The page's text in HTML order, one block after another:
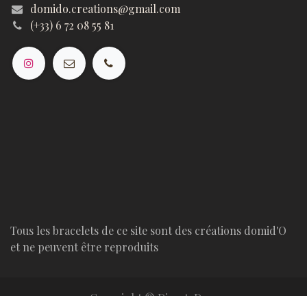
domido.creations@gmail.com
(+33) 6 72 08 55 81
Tous les bracelets de ce site sont des créations domid'O
et ne peuvent être reproduits